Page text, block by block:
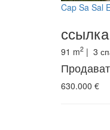
Cap Sa Sal
91 m2 | 3
630.000 €